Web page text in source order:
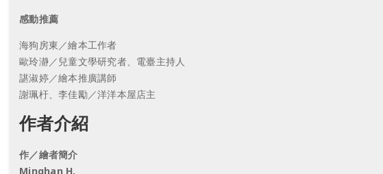
感動推薦
海狗房東／繪本工作者
歐玲瀞／兒童文學研究者、電臺主持人
諶淑婷／繪本推廣講師
謝珮杅、李佳勵／洋洋本屋店主
作者介紹
作／繪者簡介
Minghan H.